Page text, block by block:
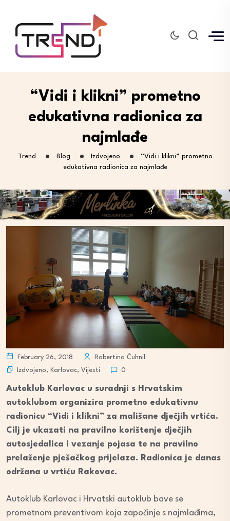
“Vidi i klikni” prometno
edukativna radionica za
najmlađe
Trend Blog Izdvojeno
“Vidi i klikni” prometno
edukativna radionica za najmlađe
February 26, 2018
Robertina Čuhnil
Izdvojeno, Karlovac, Vijesti 0
Autoklub Karlovac u suradnji s Hrvatskim
autoklubom organizira prometno edukativnu
radionicu “Vidi i klikni” za mališane dječjih vrtića.
Cilj je ukazati na pravilno korištenje dječjih
autosjedalica i vezanje pojasa te na pravilno
prelaženje pješačkog prijelaza. Radionica je danas
održana u vrtiću Rakovac.
Autoklub Karlovac i Hrvatski autoklub bave se
prometnom preventivom koja započinje s najmlađima,